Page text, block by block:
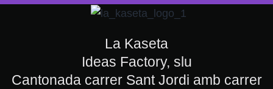
La Kaseta
Ideas Factory, slu
Cantonada carrer Sant Jordi amb carrer